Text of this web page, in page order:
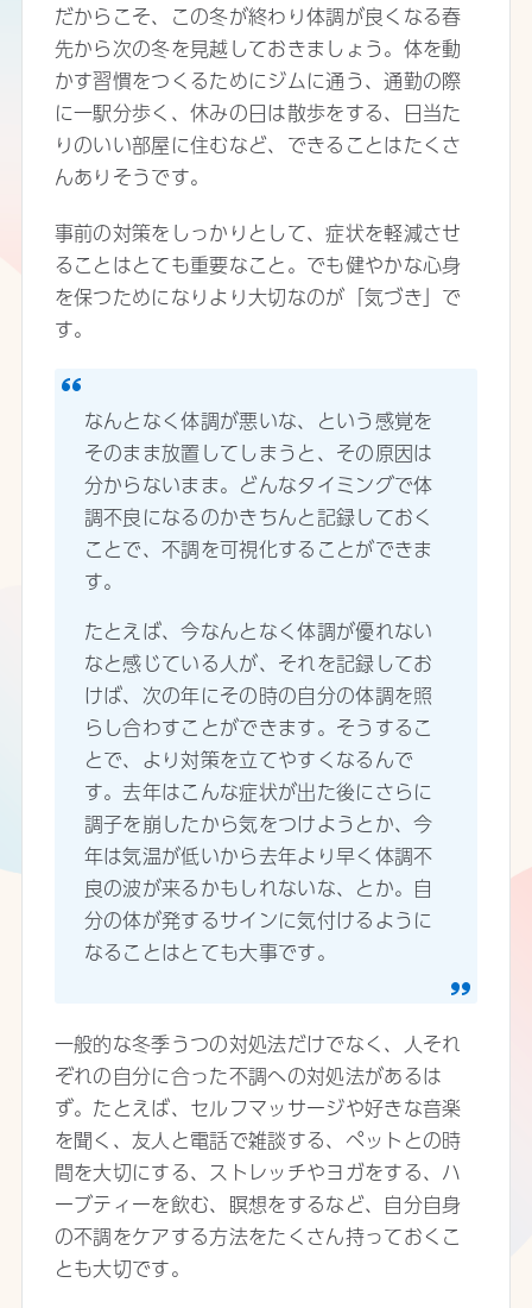
だからこそ、この冬が終わり体調が良くなる春
先から次の冬を見越しておきましょう。体を動
かす習慣をつくるためにジムに通う、通勤の際
に一駅分歩く、休みの日は散歩をする、日当た
りのいい部屋に住むなど、できることはたくさ
んありそうです。
事前の対策をしっかりとして、症状を軽減させ
ることはとても重要なこと。でも健やかな心身
を保つためになりより大切なのが「気づき」で
す。
なんとなく体調が悪いな、という感覚を
そのまま放置してしまうと、その原因は
分からないまま。どんなタイミングで体
調不良になるのかきちんと記録しておく
ことで、不調を可視化することができま
す。
たとえば、今なんとなく体調が優れない
なと感じている人が、それを記録してお
けば、次の年にその時の自分の体調を照
らし合わすことができます。そうするこ
とで、より対策を立てやすくなるんで
す。去年はこんな症状が出た後にさらに
調子を崩したから気をつけようとか、今
年は気温が低いから去年より早く体調不
良の波が来るかもしれないな、とか。自
分の体が発するサインに気付けるように
なることはとても大事です。
一般的な冬季うつの対処法だけでなく、人それ
ぞれの自分に合った不調への対処法があるは
ず。たとえば、セルフマッサージや好きな音楽
を聞く、友人と電話で雑談する、ペットとの時
間を大切にする、ストレッチやヨガをする、ハ
ーブティーを飲む、瞑想をするなど、自分自身
の不調をケアする方法をたくさん持っておくこ
とも大切です。